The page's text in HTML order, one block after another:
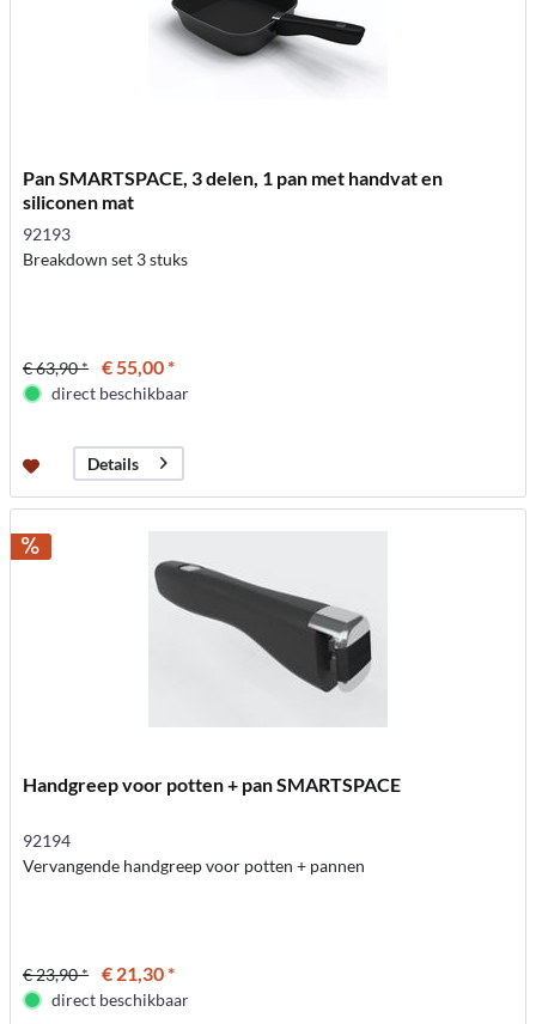
Pan SMARTSPACE, 3 delen, 1 pan met handvat en
siliconen mat
92193
Breakdown set 3 stuks
€ 63,90 * € 55,00 *
direct beschikbaar
Details
Handgreep voor potten + pan SMARTSPACE
92194
Vervangende handgreep voor potten + pannen
€ 23,90 * € 21,30 *
direct beschikbaar